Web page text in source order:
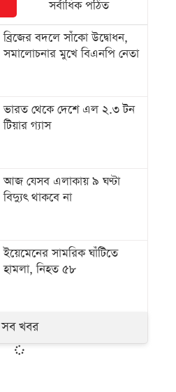
সর্বাধিক পঠিত
ব্রিজের বদলে সাঁকো উদ্বোধন,
সমালোচনার মুখে বিএনপি নেতা
ভারত থেকে দেশে এল ২.৩ টন
টিয়ার গ্যাস
আজ যেসব এলাকায় ৯ ঘণ্টা
বিদ্যুৎ থাকবে না
ইয়েমেনের সামরিক ঘাঁটিতে
হামলা, নিহত ৫৮
সব খবর